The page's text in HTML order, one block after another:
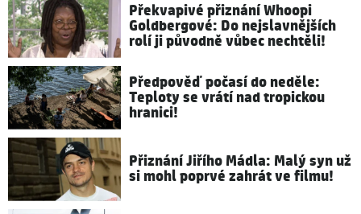
Překvapivé přiznání Whoopi
Goldbergové: Do nejslavnějších
rolí ji původně vůbec nechtěli!
Předpověď počasí do neděle:
Teploty se vrátí nad tropickou
hranici!
Přiznání Jiřího Mádla: Malý syn už
si mohl poprvé zahrát ve filmu!